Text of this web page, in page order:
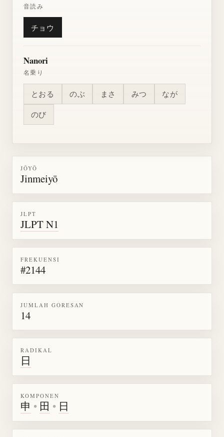
音読み
チョウ
Nanori
名乗り
とおる のぶ まさ みつ なが
のび
JŌYŌ
Jinmeiyō
JLPT
JLPT N1
FREKUENSI
#2144
JUMLAH GORESAN
14
RADIKAL
日
KOMPONEN
申 • 田 • 日